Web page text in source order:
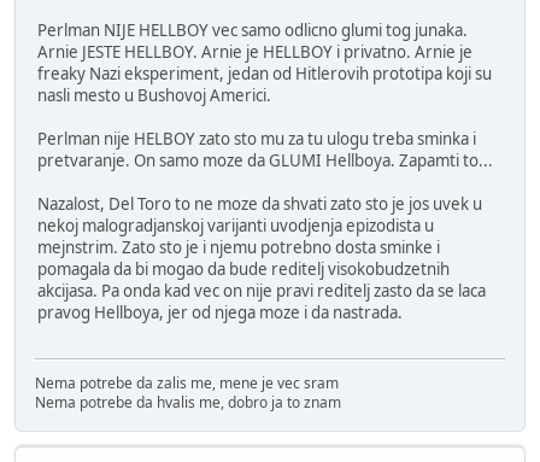
Perlman NIJE HELLBOY vec samo odlicno glumi tog junaka.
Arnie JESTE HELLBOY. Arnie je HELLBOY i privatno. Arnie je
freaky Nazi eksperiment, jedan od Hitlerovih prototipa koji su
nasli mesto u Bushovoj Americi.
Perlman nije HELBOY zato sto mu za tu ulogu treba sminka i
pretvaranje. On samo moze da GLUMI Hellboya. Zapamti to...
Nazalost, Del Toro to ne moze da shvati zato sto je jos uvek u
nekoj malogradjanskoj varijanti uvodjenja epizodista u
mejnstrim. Zato sto je i njemu potrebno dosta sminke i
pomagala da bi mogao da bude reditelj visokobudzetnih
akcijasa. Pa onda kad vec on nije pravi reditelj zasto da se laca
pravog Hellboya, jer od njega moze i da nastrada.
Nema potrebe da zalis me, mene je vec sram
Nema potrebe da hvalis me, dobro ja to znam